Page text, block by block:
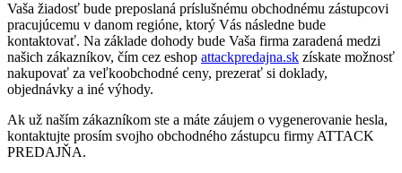
Vaša žiadosť bude preposlaná príslušnému obchodnému zástupcovi
pracujúcemu v danom regióne, ktorý Vás následne bude
kontaktovať. Na základe dohody bude Vaša firma zaradená medzi
našich zákazníkov, čím cez eshop attackpredajna.sk získate možnosť
nakupovať za veľkoobchodné ceny, prezerať si doklady,
objednávky a iné výhody.
Ak už naším zákazníkom ste a máte záujem o vygenerovanie hesla,
kontaktujte prosím svojho obchodného zástupcu firmy ATTACK
PREDAJŇA.